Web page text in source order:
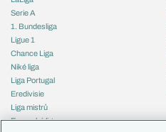
Serie A
1. Bundesliga
Ligue 1
Chance Liga
Niké liga
Liga Portugal
Eredivisie
Liga mistrů
Evropská liga